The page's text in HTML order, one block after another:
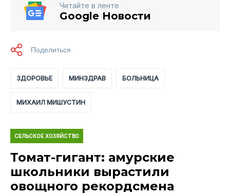
Читайте в ленте
Google Новости
ЗДОРОВЬЕ МИНЗДРАВ БОЛЬНИЦА
МИХАИЛ МИШУСТИН
СЕЛЬСКОЕ ХОЗЯЙСТВО
Томат-гигант: амурские
школьники вырастили
овощного рекордсмена